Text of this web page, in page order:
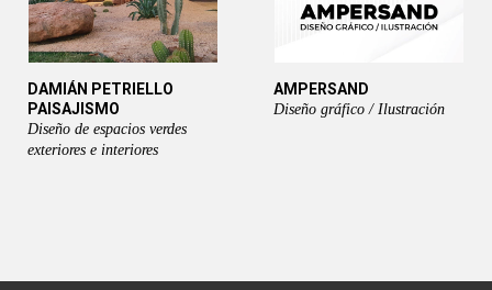
DAMIÁN PETRIELLO
PAISAJISMO
Diseño de espacios verdes
exteriores e interiores
AMPERSAND
Diseño gráfico / Ilustración